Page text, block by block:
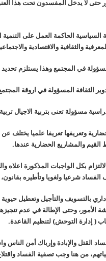
حتى لا يدخل المفسدون تحت هذا
السياسية الحاكمة العمل على
والثقافية والاقتصادية
وتعريفها تعريفا علميا يختلف
القيم والمشاريع الحضارية عندها.
بكل الواجبات المذكورة
الفساد شرعيا ولغويا وتأطيره
بالتسويف والتأجيل وتعطيل
الأمور، وحتى الإطالة في عدم
( إدارة التوحش) لتنظيم القاعدة.
القتل والإبادة وإرباك أمن
من هنا وجب تصفية الفساد